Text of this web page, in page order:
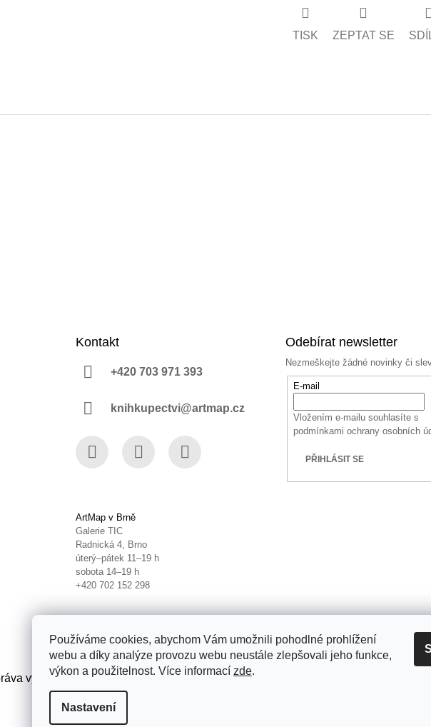
Používáme cookies, abychom Vám umožnili pohodlné prohlížení
webu a díky analýze provozu webu neustále zlepšovali jeho funkce,
výkon a použitelnost. Více informací zde.
Nastavení
TISK ZEPTAT SE
Kontakt
+420 703 971 393
knihkupectvi@artmap.cz
Odebírat newsletter
Nezmeškejte žádné novinky či
E-mail
Vložením e-mailu souhlasíte s
podmínkami ochrany osobních
PŘIHLÁSIT SE
ArtMap v Brně
Galerie TIC
Radnická 4, Brno
úterý–pátek 11–19 h
sobota 14–19 h
+420 702 152 298
vyhrazena.Upravit nastavení cookies